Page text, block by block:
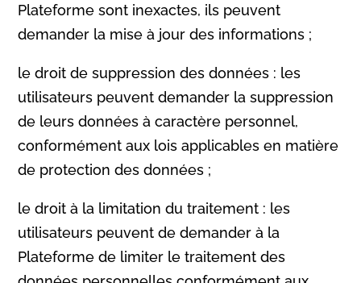
Plateforme sont inexactes, ils peuvent
demander la mise à jour des informations ;
le droit de suppression des données : les
utilisateurs peuvent demander la suppression
de leurs données à caractère personnel,
conformément aux lois applicables en matière
de protection des données ;
le droit à la limitation du traitement : les
utilisateurs peuvent de demander à la
Plateforme de limiter le traitement des